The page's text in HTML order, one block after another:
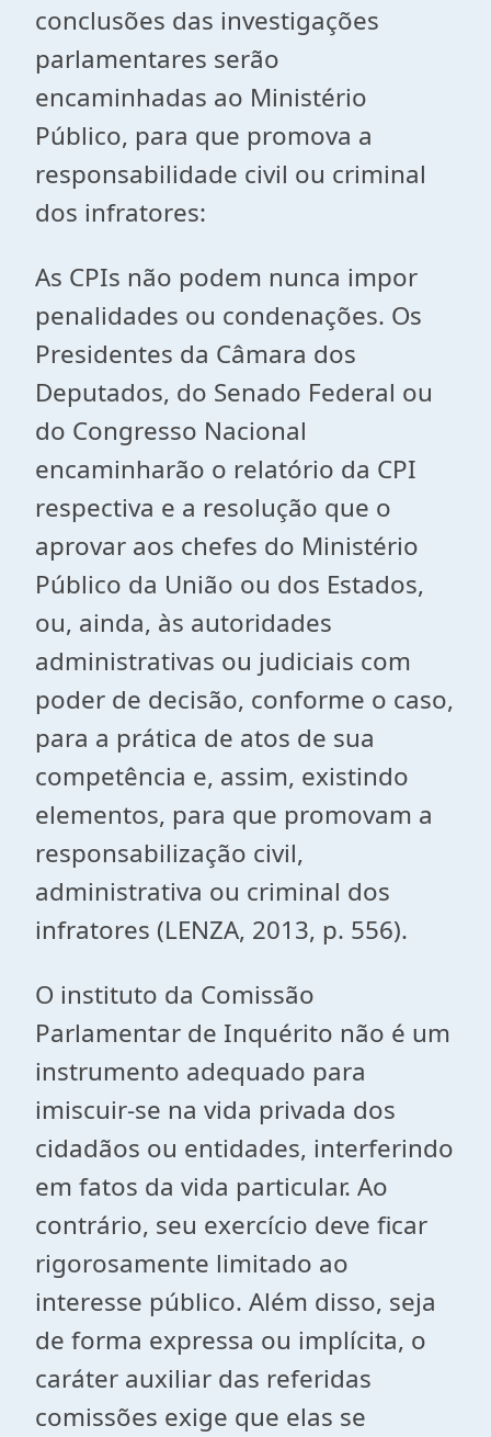
conclusões das investigações
parlamentares serão
encaminhadas ao Ministério
Público, para que promova a
responsabilidade civil ou criminal
dos infratores:
As CPIs não podem nunca impor
penalidades ou condenações. Os
Presidentes da Câmara dos
Deputados, do Senado Federal ou
do Congresso Nacional
encaminharão o relatório da CPI
respectiva e a resolução que o
aprovar aos chefes do Ministério
Público da União ou dos Estados,
ou, ainda, às autoridades
administrativas ou judiciais com
poder de decisão, conforme o caso,
para a prática de atos de sua
competência e, assim, existindo
elementos, para que promovam a
responsabilização civil,
administrativa ou criminal dos
infratores (LENZA, 2013, p. 556).
O instituto da Comissão
Parlamentar de Inquérito não é um
instrumento adequado para
imiscuir-se na vida privada dos
cidadãos ou entidades, interferindo
em fatos da vida particular. Ao
contrário, seu exercício deve ficar
rigorosamente limitado ao
interesse público. Além disso, seja
de forma expressa ou implícita, o
caráter auxiliar das referidas
comissões exige que elas se